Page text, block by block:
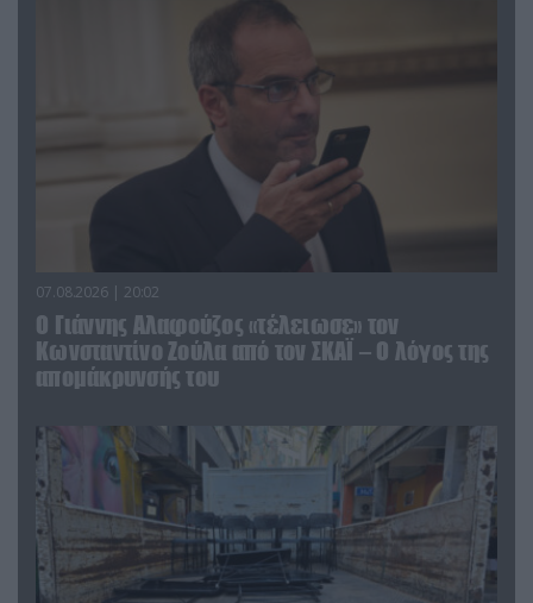
07.08.2026 | 20:02
Ο Γιάννης Αλαφούζος «τέλειωσε» τον
Κωνσταντίνο Ζούλα από τον ΣΚΑΪ – Ο λόγος της
απομάκρυνσής του